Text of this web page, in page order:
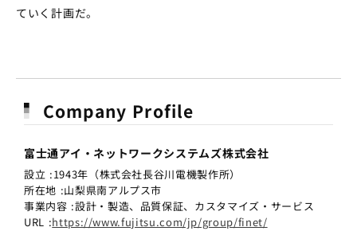
ていく計画だ。
Company Profile
富士通アイ・ネットワークシステムズ株式会社
設立 :1943年（株式会社長谷川電機製作所）
所在地 :山梨県南アルプス市
事業内容 :設計・製造、品質保証、カスタマイズ・サービス
URL :https://www.fujitsu.com/jp/group/finet/